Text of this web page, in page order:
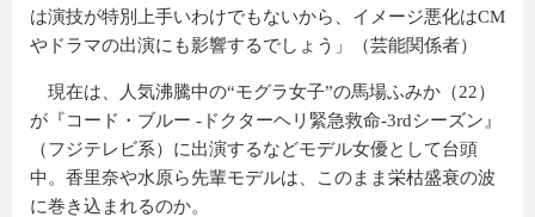
は演技が特別上手いわけでもないから、イメージ悪化はCM
やドラマの出演にも影響するでしょう」（芸能関係者）
現在は、人気沸騰中の“モグラ女子”の馬場ふみか（22）
が『コード・ブルー -ドクターヘリ緊急救命-3rdシーズン』
（フジテレビ系）に出演するなどモデル女優として台頭
中。香里奈や水原ら先輩モデルは、このまま栄枯盛衰の波
に巻き込まれるのか。